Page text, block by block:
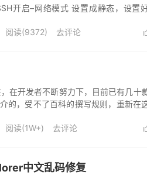
开启–网络模式 设置成静态，设置
阅读(9372) 去评论
在开发者不断努力下，目前已有几十
的，受不了百科的撰写规则，重新在
阅读(1W+) 去评论
中文乱码修复